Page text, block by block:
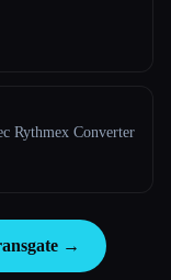
Rythmex Converter
→